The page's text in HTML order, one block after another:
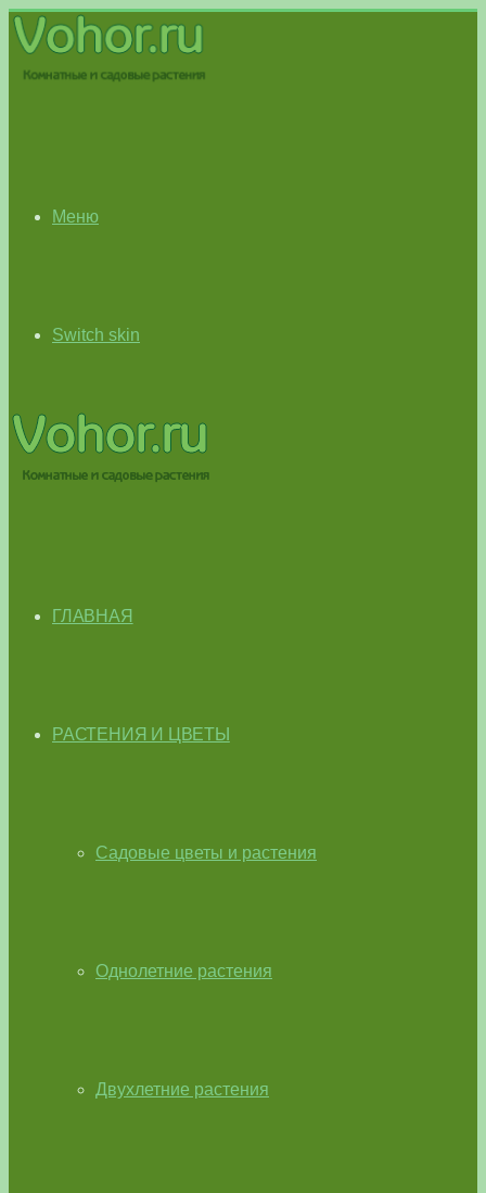
Меню
Switch skin
ГЛАВНАЯ
РАСТЕНИЯ И ЦВЕТЫ
Садовые цветы и растения
Однолетние растения
Двухлетние растения